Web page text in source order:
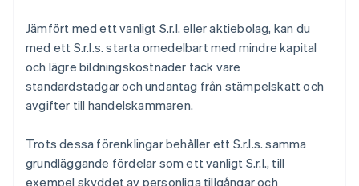
Jämfört med ett vanligt S.r.l. eller aktiebolag, kan du
med ett S.r.l.s. starta omedelbart med mindre kapital
och lägre bildningskostnader tack vare
standardstadgar och undantag från stämpelskatt och
avgifter till handelskammaren.
Trots dessa förenklingar behåller ett S.r.l.s. samma
grundläggande fördelar som ett vanligt S.r.l., till
exempel skyddet av personliga tillgångar och